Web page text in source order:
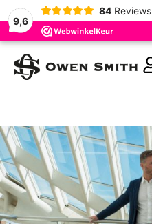
9,6
84 Reviews